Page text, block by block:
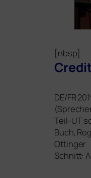
[nbsp]
DE/FR
Teil-UT
Buch,
Ottinger
Schnitt: